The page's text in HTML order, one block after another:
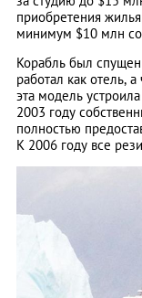
приобретения
минимум $10 млн
Корабль был спущен
работал как отель,
эта модель
2003 году
полностью
К 2006 году все